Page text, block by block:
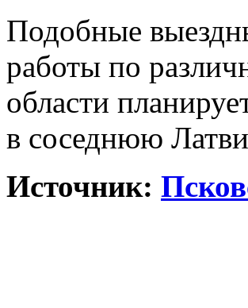
Подобные
работы по
области
в соседнюю
Источник: